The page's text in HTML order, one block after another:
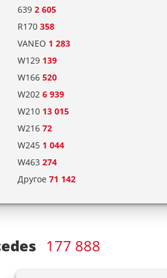
639 2 605
R170 358
VANEO 1 283
W129 139
W166 520
W202 6 939
W210 13 015
W216 72
W245 1 044
W463 274
Другое 71 142
177 888